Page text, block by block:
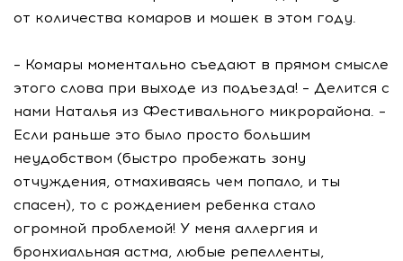
от количества комаров и мошек в этом году.
– Комары моментально съедают в прямом смысле
этого слова при выходе из подъезда! – Делится с
нами Наталья из Фестивального микрорайона. –
Если раньше это было просто большим
неудобством (быстро пробежать зону
отчуждения, отмахиваясь чем попало, и ты
спасен), то с рождением ребенка стало
огромной проблемой! У меня аллергия и
бронхиальная астма, любые репелленты,